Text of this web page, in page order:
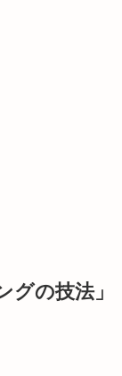
グの技法」